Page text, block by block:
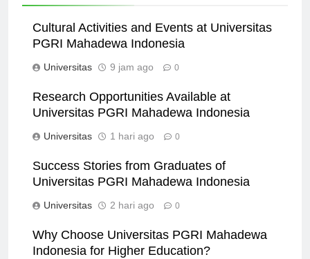
Cultural Activities and Events at Universitas
PGRI Mahadewa Indonesia
Universitas 9 jam ago 0
Research Opportunities Available at
Universitas PGRI Mahadewa Indonesia
Universitas 1 hari ago 0
Success Stories from Graduates of
Universitas PGRI Mahadewa Indonesia
Universitas 2 hari ago 0
Why Choose Universitas PGRI Mahadewa
Indonesia for Higher Education?